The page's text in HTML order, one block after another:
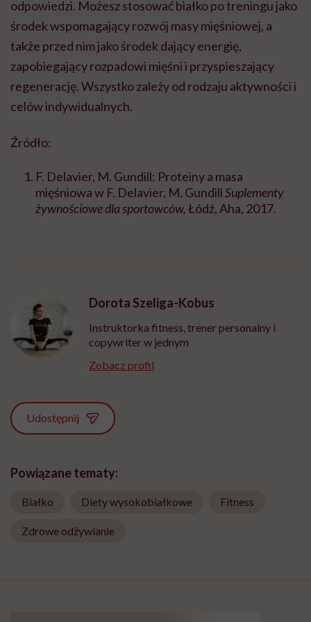
odpowiedzi. Możesz stosować białko po treningu jako
środek wspomagający rozwój masy mięśniowej, a
także przed nim jako środek dający energię,
zapobiegający rozpadowi mięśni i przyspieszający
regenerację. Wszystko zależy od rodzaju aktywności i
celów indywidualnych.
Źródło:
F. Delavier, M. Gundill: Proteiny a masa
mięśniowa w F. Delavier, M. GundillSuplementy
żywnościowe dla sportowców,Łódź, Aha, 2017.
Dorota Szeliga-Kobus
Instruktorka fitness, trener personalny i
copywriter w jednym
Zobacz profil
Udostępnij
Powiązane tematy:
Białko Diety wysokobiałkowe Fitness
Zdrowe odżywianie